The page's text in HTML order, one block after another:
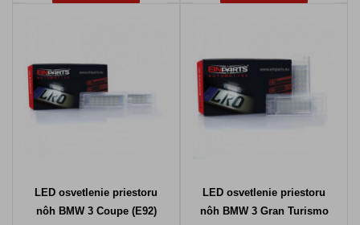
LED osvetlenie priestoru
nôh BMW 3 Coupe (E92)
LED osvetlenie priestoru
nôh BMW 3 Gran Turismo